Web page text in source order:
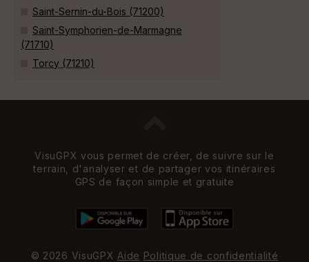
Saint-Sernin-du-Bois (71200)
Saint-Symphorien-de-Marmagne
(71710)
Torcy (71210)
VisuGPX vous permet de créer, de suivre sur le
terrain, d'analyser et de partager vos itinéraires
GPS de façon simple et gratuite
© 2026 VisuGPX Aide Politique de confidentialité